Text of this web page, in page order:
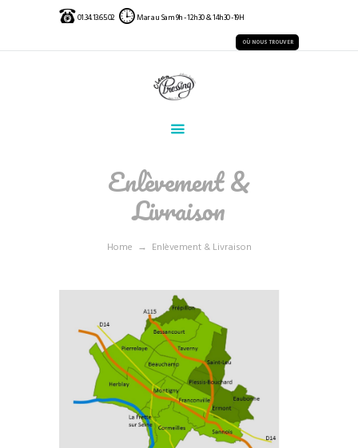
01.34.13.65.02 Mar au Sam 9h - 12h30 & 14h30 -19H
OÙ NOUS TROUVER
Enlèvement &
Livraison
Home Enlèvement & Livraison